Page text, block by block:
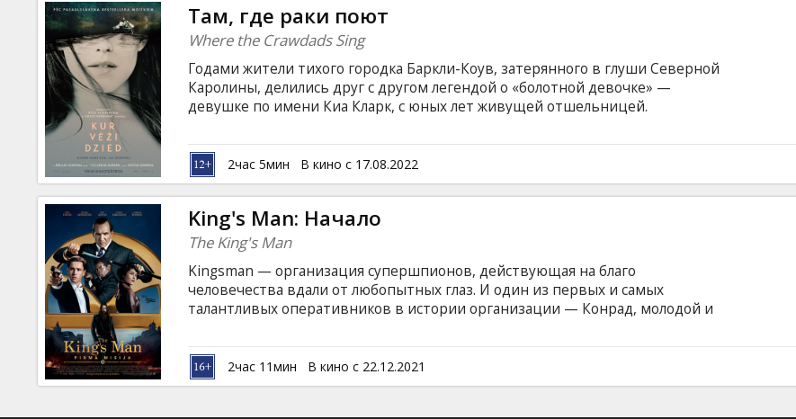
Там, где раки поют
Where the Crawdads Sing
Годами жители тихого городка Баркли-Коув, затерянного в глуши Северной
Каролины, делились друг с другом легендой о «болотной девочке» —
девушке по имени Киа Кларк, с юных лет живущей отшельницей.
Но когда одного из них находят мёртвым, молва тут же назначает её
виновной. Фильм на английском языке с субтитрами на латышском и
русском языках.
2час 5мин В кино с 17.08.2022
King's Man: Начало
The King's Man
Kingsman — организация супершпионов, действующая на благо
человечества вдали от любопытных глаз. И один из первых и самых
талантливых оперативников в истории организации — Конрад, молодой и
служить на благо Англии, но в итоге оказался втянут в тайный мир шпионов
и убийц. Фильм на английском языке с субтитрами на латышском и русском
языках.
2час 11мин В кино с 22.12.2021